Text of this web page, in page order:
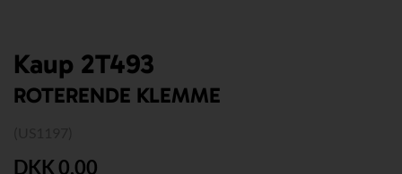
Kaup 2T493
ROTERENDE KLEMME
DKK 0,00